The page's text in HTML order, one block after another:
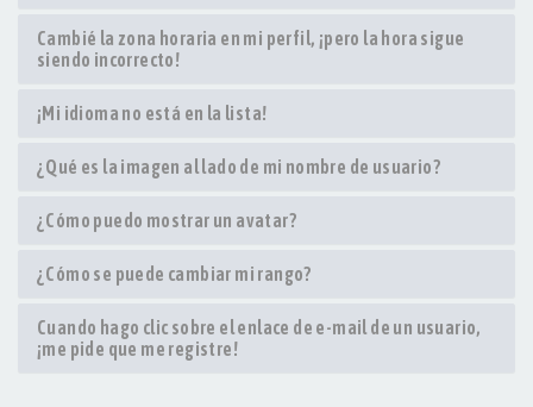
Cambié la zona horaria en mi perfil, ¡pero la hora sigue
siendo incorrecto!
¡Mi idioma no está en la lista!
¿Qué es la imagen al lado de mi nombre de usuario?
¿Cómo puedo mostrar un avatar?
¿Cómo se puede cambiar mi rango?
Cuando hago clic sobre el enlace de e-mail de un usuario,
¡me pide que me registre!